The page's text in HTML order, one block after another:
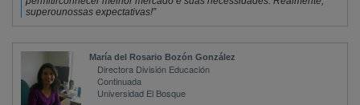
superounossas expectativas!”
María del Rosario Bozón González
Directora División Educación
Continuada
Universidad El Bosque